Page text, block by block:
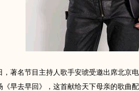
名节目主持人歌手安琥受邀出席北京电
《早去早回》，这首献给天下母亲的歌曲